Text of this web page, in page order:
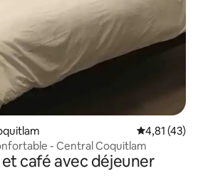
Note
4,81 (43)
- Central Coquitlam
café avec déjeuner